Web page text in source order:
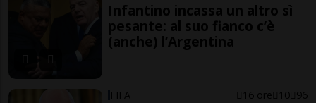
Infantino incassa un altro sì
pesante: al suo fianco c’è
(anche) l’Argentina
FIFA 16 ore 10 96